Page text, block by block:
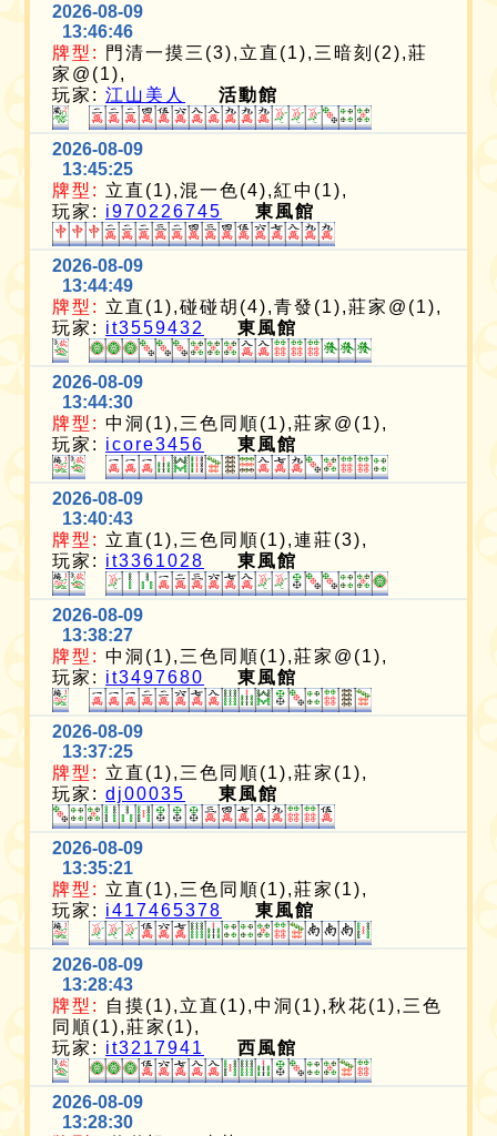
2026-08-09
13:46:46
牌型:
門清一摸三(3),立直(1),三暗刻(2),莊
家@(1),
玩家:江山美人 活動館
2026-08-09
13:45:25
牌型: 立直(1),混一色(4),紅中(1),
玩家: i970226745 東風館
2026-08-09
13:44:49
牌型: 立直(1),碰碰胡(4),青發(1),莊家@(1),
玩家: it3559432 東風館
2026-08-09
13:44:30
牌型: 中洞(1),三色同順(1),莊家@(1),
玩家: icore3456 東風館
2026-08-09
13:40:43
牌型: 立直(1),三色同順(1),連莊(3),
玩家: it3361028 東風館
2026-08-09
13:38:27
牌型: 中洞(1),三色同順(1),莊家@(1),
玩家: it3497680 東風館
2026-08-09
13:37:25
牌型: 立直(1),三色同順(1),莊家(1),
玩家:dj00035 東風館
2026-08-09
13:35:21
牌型: 立直(1),三色同順(1),莊家(1),
玩家: i417465378 東風館
2026-08-09
13:28:43
牌型:
自摸(1),立直(1),中洞(1),秋花(1),三色
同順(1),莊家(1),
玩家: it3217941 西風館
2026-08-09
13:28:30